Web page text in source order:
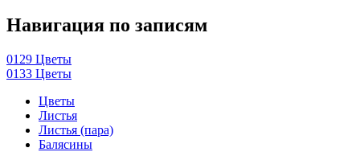
Навигация по записям
0129 Цветы
0133 Цветы
Цветы
Листья
Листья (пара)
Балясины